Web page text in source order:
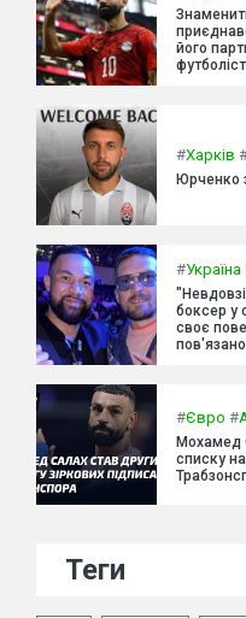
його
#Харків
Юрченко
#Україна
боксер у
своє
#Євро #
Мохамед
списку
Теги